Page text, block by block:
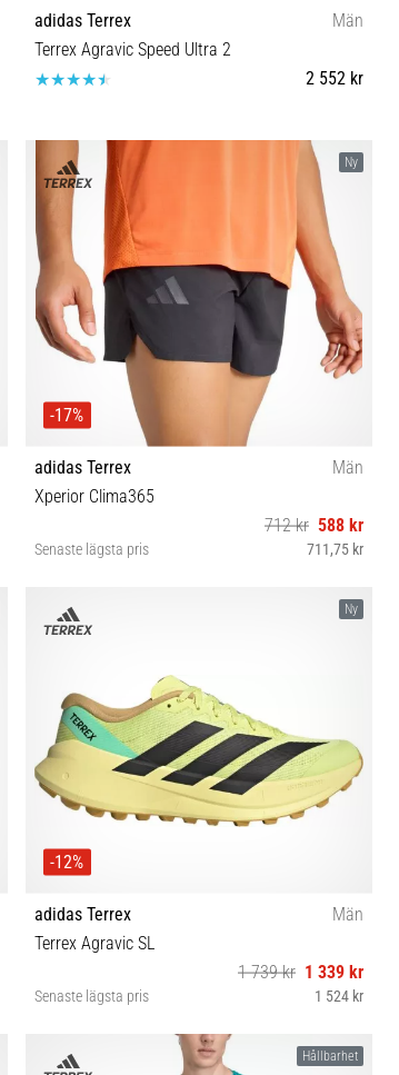
adidas Terrex
Män
Terrex Agravic Speed Ultra 2
2 552 kr
44 40⅔ 41⅓ 42 42⅔ 43⅓ 44⅔ 45⅓ 46 46⅔ 47⅓
Ny
-17%
adidas Terrex
Män
Xperior Clima365
712 kr 588 kr
Senaste lägsta pris 711,75 kr
Ny
-12%
adidas Terrex
Män
Terrex Agravic SL
1 739 kr 1 339 kr
Senaste lägsta pris 1 524 kr
40⅔ 42 42⅔ 43⅓ 44 44⅔ 45⅓ 46 46⅔ 47⅓
Hållbarhet